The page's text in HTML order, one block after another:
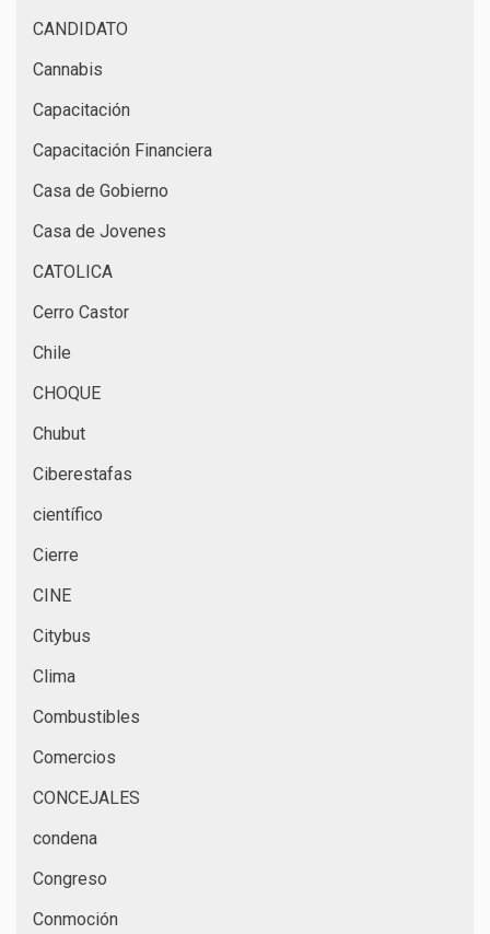
CANDIDATO
Cannabis
Capacitación
Capacitación Financiera
Casa de Gobierno
Casa de Jovenes
CATOLICA
Cerro Castor
Chile
CHOQUE
Chubut
Ciberestafas
científico
Cierre
CINE
Citybus
Clima
Combustibles
Comercios
CONCEJALES
condena
Congreso
Conmoción